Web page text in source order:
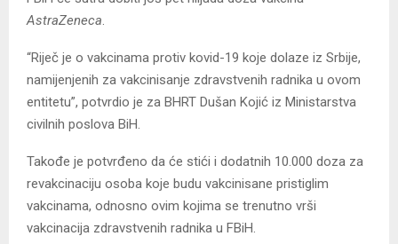
AstraZeneca.
“Riječ je o vakcinama protiv kovid-19 koje dolaze iz Srbije,
namijenjenih za vakcinisanje zdravstvenih radnika u ovom
entitetu”, potvrdio je za BHRT Dušan Kojić iz Ministarstva
civilnih poslova BiH.
Takođe je potvrđeno da će stići i dodatnih 10.000 doza za
revakcinaciju osoba koje budu vakcinisane pristiglim
vakcinama, odnosno ovim kojima se trenutno vrši
vakcinacija zdravstvenih radnika u FBiH.